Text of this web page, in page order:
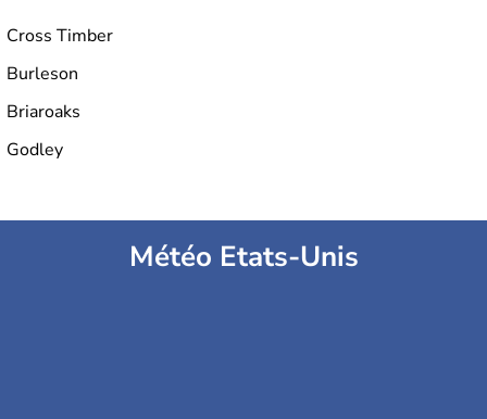
Cross Timber
Burleson
Briaroaks
Godley
Météo Etats-Unis